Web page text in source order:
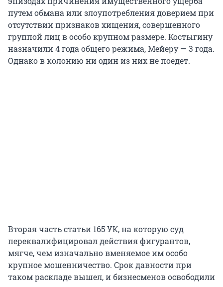
путем обмана или злоупотребления доверием при
отсутствии признаков хищения, совершенного
группой лиц в особо крупном размере. Костыгину
назначили 4 года общего режима, Мейеру — 3 года.
Однако в колонию ни один из них не поедет.
Вторая часть статьи 165 УК, на которую суд
переквалифицировал действия фигурантов,
мягче, чем изначально вменяемое им особо
крупное мошенничество. Срок давности при
таком раскладе вышел, и бизнесменов освободили